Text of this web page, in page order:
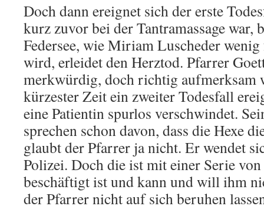
Doch dann ereignet sich der erste
kurz zuvor bei der Tantramassage war,
Federsee, wie Miriam Luscheder
wird, erleidet den Herztod. Pfarrer
merkwürdig, doch richtig aufmerksam
kürzester Zeit ein zweiter Todesfall
eine Patientin spurlos verschwindet.
sprechen schon davon, dass die Hexe
glaubt der Pfarrer ja nicht. Er wendet
Polizei. Doch die ist mit einer Serie
beschäftigt ist und kann und will ihm
der Pfarrer nicht auf sich beruhen